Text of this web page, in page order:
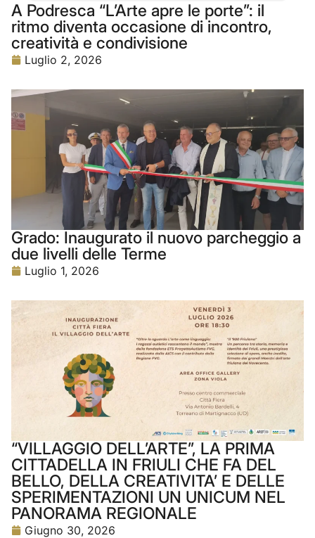
A Podresca “L’Arte apre le porte”: il
ritmo diventa occasione di incontro,
creatività e condivisione
Luglio 2, 2026
Grado: Inaugurato il nuovo parcheggio a
due livelli delle Terme
Luglio 1, 2026
“VILLAGGIO DELL’ARTE”, LA PRIMA
CITTADELLA IN FRIULI CHE FA DEL
BELLO, DELLA CREATIVITA’ E DELLE
SPERIMENTAZIONI UN UNICUM NEL
PANORAMA REGIONALE
Giugno 30, 2026